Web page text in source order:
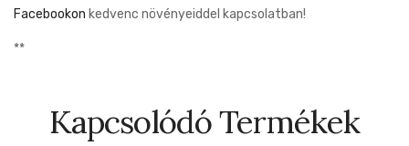
Facebookon kedvenc növényeiddel kapcsolatban!
**
Kapcsolódó Termékek